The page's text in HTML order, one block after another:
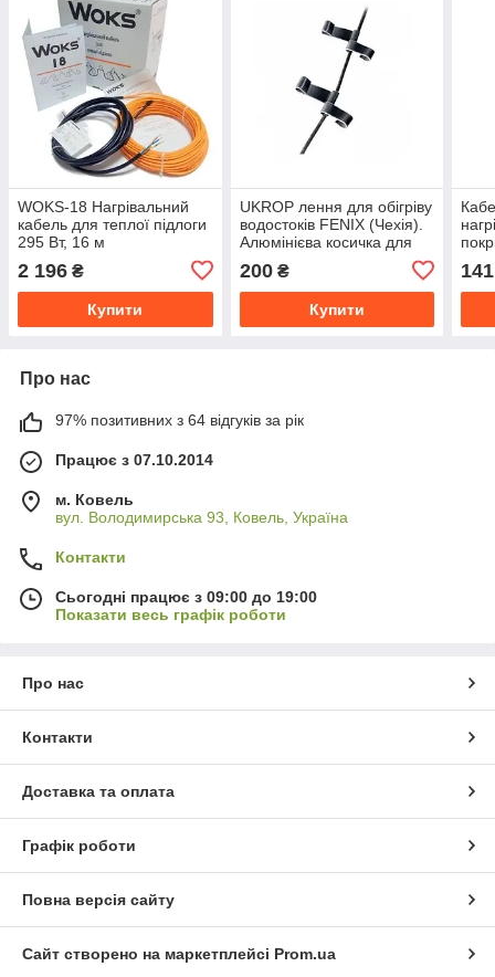
WOKS-18 Нагрівальний
кабель для теплої підлоги
295 Вт, 16 м
2 196 ₴
Купити
UKROP лення для обігріву
водостоків FENIX (Чехія).
Алюмінієва косичка для
UKROP лення кабелю у
водостоці
200₴
Купити
Про нас
97% позитивних з 64 відгуків за рік
Працює з 07.10.2014
м. Ковель
вул. Володимирська 93, Ковель, Україна
Контакти
Сьогодні працює з 09:00 до 19:00
Показати весь графік роботи
Про нас
Контакти
Доставка та оплата
Графік роботи
Повна версія сайту
Сайт створено на маркетплейсі Prom.ua